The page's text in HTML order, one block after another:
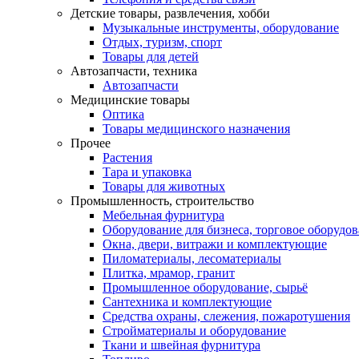
Детские товары, развлечения, хобби
Музыкальные инструменты, оборудование
Отдых, туризм, спорт
Товары для детей
Автозапчасти, техника
Автозапчасти
Медицинские товары
Оптика
Товары медицинского назначения
Прочее
Растения
Тара и упаковка
Товары для животных
Промышленность, строительство
Мебельная фурнитура
Оборудование для бизнеса, торговое
Окна, двери, витражи и комплектующие
Пиломатериалы, лесоматериалы
Плитка, мрамор, гранит
Промышленное оборудование, сырьё
Сантехника и комплектующие
Средства охраны, слежения, пожаротушения
Стройматериалы и оборудование
Ткани и швейная фурнитура